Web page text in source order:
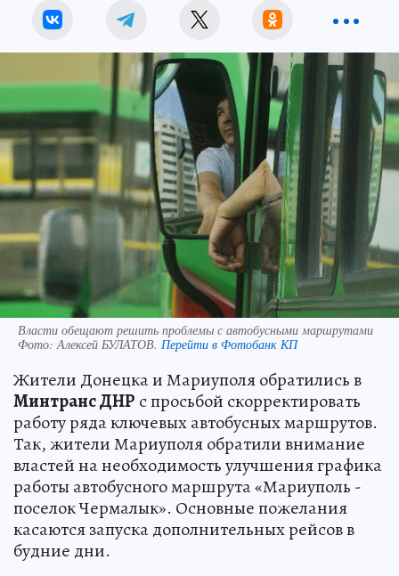
Власти обещают решить проблемы с автобусными маршрутами
Фото: Алексей БУЛАТОВ. Перейти в Фотобанк КП
Жители Донецка и Мариуполя обратились в
Минтранс ДНР с просьбой скорректировать
работу ряда ключевых автобусных маршрутов.
Так, жители Мариуполя обратили внимание
властей на необходимость улучшения графика
работы автобусного маршрута «Мариуполь -
поселок Чермалык». Основные пожелания
касаются запуска дополнительных рейсов в
будние дни.